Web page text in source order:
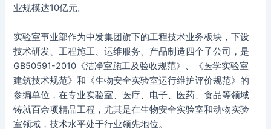
业规模达10亿元。
实验室事业部作为中发集团旗下的工程技术业务板块，下设
技术研发、工程施工、运维服务、产品制造四个子公司，是
GB50591-2010《洁净室施工及验收规范》、《医学实验室
建筑技术规范》和《生物安全实验室运行维护评价规范》的
参编单位，在专业实验室、医疗、电子、医药、食品等领域
铸就百余项精品工程，尤其是在生物安全实验室和动物实验
室领域，技术水平处于行业领先地位。